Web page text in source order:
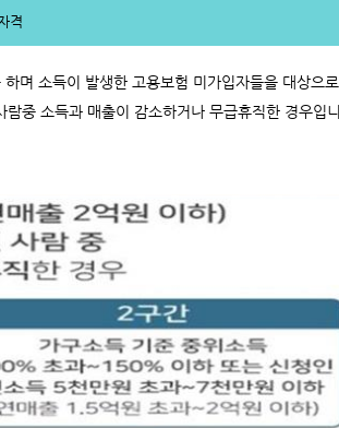
격
며 소득이 발생한 고용보험 미가입자들을 대상으로
중 소득과 매출이 감소하거나 무급휴직한 경우입니